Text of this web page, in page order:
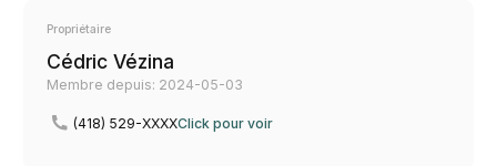
Propriétaire
Cédric Vézina
Membre depuis: 2024-05-03
(418) 529-XXXXClick pour voir